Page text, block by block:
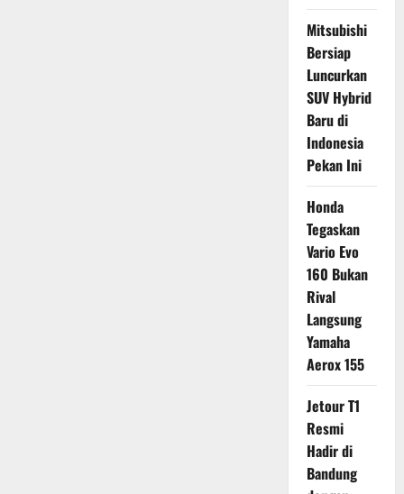
Mitsubishi
Bersiap
Luncurkan
SUV Hybrid
Baru di
Indonesia
Pekan Ini
Honda
Tegaskan
Vario Evo
160 Bukan
Rival
Langsung
Yamaha
Aerox 155
Jetour T1
Resmi
Hadir di
Bandung